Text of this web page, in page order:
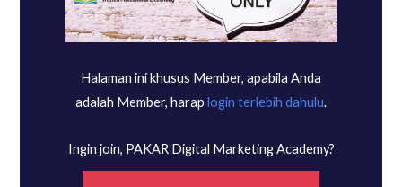
Halaman ini khusus Member, apabila Anda
adalah Member, harap login terlebih dahulu.
Ingin join, PAKAR Digital Marketing Academy?